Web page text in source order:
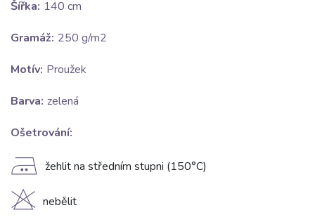
Šířka: 140 cm
Gramáž: 250 g/m2
Motív: Proužek
Barva: zelená
Ošetrování:
E žehlit na středním stupni (150°C)
H nebělit